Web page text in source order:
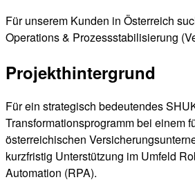
Für unserem Kunden in Österreich
Operations & Prozessstabilisierung
Projekthintergrund
Für ein strategisch bedeutendes
Transformationsprogramm bei einem
österreichischen
kurzfristig Unterstützung im Umfeld
Automation (RPA).